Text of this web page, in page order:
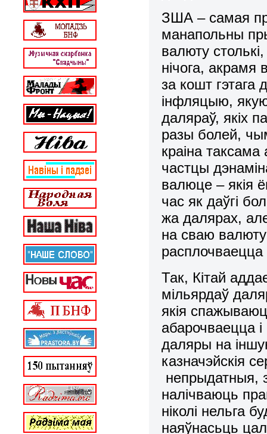
ЗША – самая
манапольны
валюту
нічога,
за кошт
інфляцыю,
даляраў, якіх
разы болей,
краіна
частцы
валюце – якія
час як даўгі
жа далярах,
на сваю
расплочваецца
Так, Кітай
мільярдаў
якія
абарочваецца
даляры на
казначэйскія
непрыдатныя,
налічваюць
ніколі нельга
наяўнасьць